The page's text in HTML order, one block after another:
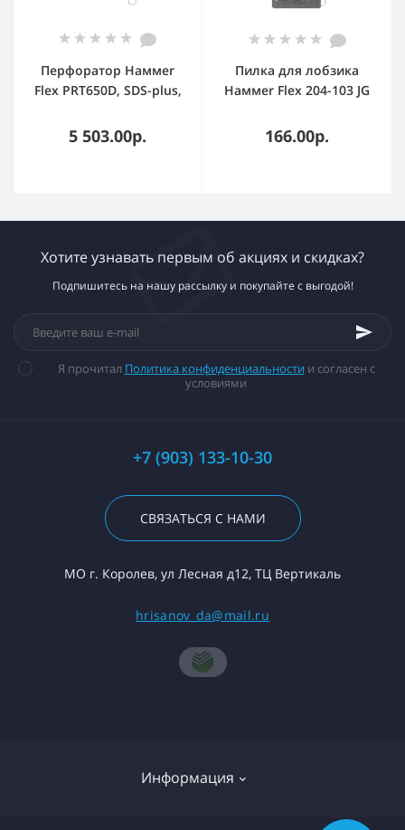
Перфоратор Haммer
Flex PRT650D, SDS-plus,
5 503.00р.
Пилка для лобзика
Haммer Flex 204-103 JG
74мм, шаг 2.5, обр.зуб,
HCS, 2шт.
166.00р.
Хотите узнавать первым об акциях и скидках?
Подпишитесь на нашу рассылку и покупайте с выгодой!
Я прочитал Политика конфиденциальности и согласен с
условиями
+7 (903) 133-10-30
СВЯЗАТЬСЯ С НАМИ
МО г. Королев, ул Лесная д12, ТЦ Вертикаль
hrisanov_da@mail.ru
Информация